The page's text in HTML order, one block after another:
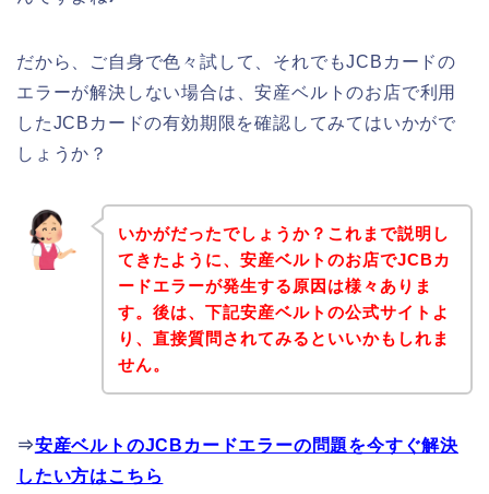
だから、ご自身で色々試して、それでもJCBカードの
エラーが解決しない場合は、安産ベルトのお店で利用
したJCBカードの有効期限を確認してみてはいかがで
しょうか？
いかがだったでしょうか？これまで説明し
てきたように、安産ベルトのお店でJCBカ
ードエラーが発生する原因は様々ありま
す。後は、下記安産ベルトの公式サイトよ
り、直接質問されてみるといいかもしれま
せん。
⇒安産ベルトのJCBカードエラーの問題を今すぐ解決
したい方はこちら